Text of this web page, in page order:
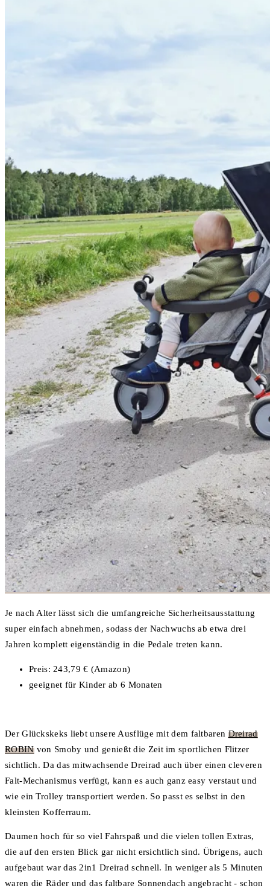
Je nach Alter lässt sich die umfangreiche Sicherheitsausstattung
super einfach abnehmen, sodass der Nachwuchs ab etwa drei
Jahren komplett eigenständig in die Pedale treten kann.
Preis: 243,79 € (Amazon)
geeignet für Kinder ab 6 Monaten
Der Glückskeks liebt unsere Ausflüge mit dem faltbaren Dreirad
ROBINvon Smoby und genießt die Zeit im sportlichen Flitzer
sichtlich. Da das mitwachsende Dreirad auch über einen cleveren
Falt-Mechanismus verfügt, kann es auch ganz easy verstaut und
wie ein Trolley transportiert werden. So passt es selbst in den
kleinsten Kofferraum.
Daumen hoch für so viel Fahrspaß und die vielen tollen Extras,
die auf den ersten Blick gar nicht ersichtlich sind. Übrigens, auch
aufgebaut war das 2in1 Dreirad schnell. In weniger als 5 Minuten
waren die Räder und das faltbare Sonnendach angebracht - schon